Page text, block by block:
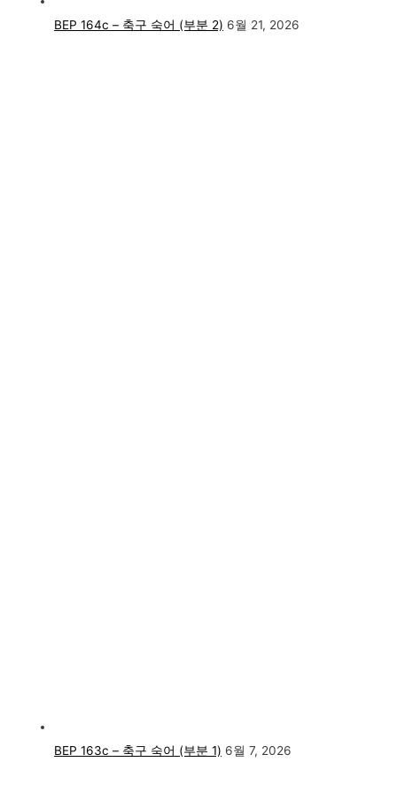
BEP 164c – 축구 숙어 (부분 2) 6월 21, 2026
BEP 163c – 축구 숙어 (부분 1) 6월 7, 2026